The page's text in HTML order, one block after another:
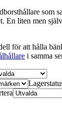
som
En liten men
för att hålla
i samma